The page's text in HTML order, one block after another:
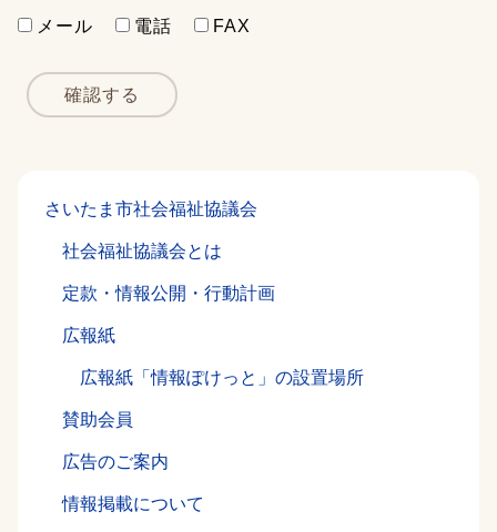
メール
電話 FAX
確認する
さいたま市社会福祉協議会
社会福祉協議会とは
定款・情報公開・行動計画
広報紙
広報紙「情報ぽけっと」の設置場所
賛助会員
広告のご案内
情報掲載について